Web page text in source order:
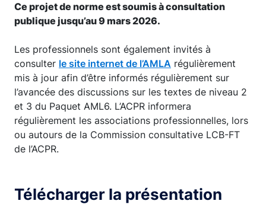
Ce projet de norme est soumis à consultation
publique jusqu’au 9 mars 2026.
Les professionnels sont également invités à
consulter le site internet de l’AMLA régulièrement
mis à jour afin d’être informés régulièrement sur
l’avancée des discussions sur les textes de niveau 2
et 3 du Paquet AML6. L’ACPR informera
régulièrement les associations professionnelles, lors
ou autours de la Commission consultative LCB-FT
de l’ACPR.
Télécharger la présentation